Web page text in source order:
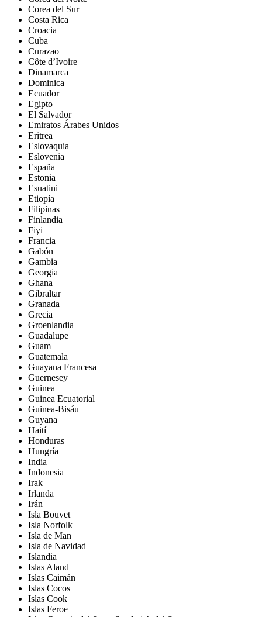
Corea del Sur
Costa Rica
Croacia
Cuba
Curazao
Côte d’Ivoire
Dinamarca
Dominica
Ecuador
Egipto
El Salvador
Emiratos Árabes Unidos
Eritrea
Eslovaquia
Eslovenia
España
Estonia
Esuatini
Etiopía
Filipinas
Finlandia
Fiyi
Francia
Gabón
Gambia
Georgia
Ghana
Gibraltar
Granada
Grecia
Groenlandia
Guadalupe
Guam
Guatemala
Guayana Francesa
Guernesey
Guinea
Guinea Ecuatorial
Guinea-Bisáu
Guyana
Haití
Honduras
Hungría
India
Indonesia
Irak
Irlanda
Irán
Isla Bouvet
Isla Norfolk
Isla de Man
Isla de Navidad
Islandia
Islas Aland
Islas Caimán
Islas Cocos
Islas Cook
Islas Feroe